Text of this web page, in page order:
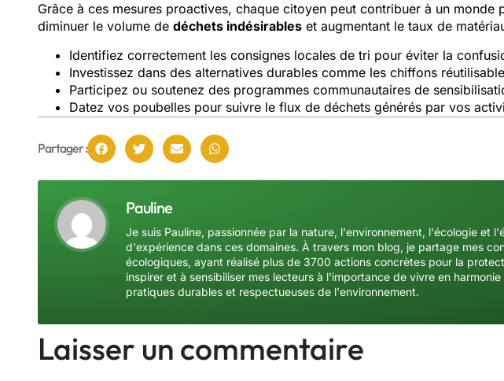
Grâce à ces mesures proactives, chaque citoyen peut contribuer à un monde
diminuer le volume de déchets indésirables et augmentant le taux de
Identifiez correctement les consignes locales de tri pour éviter la
Investissez dans des alternatives durables comme les chiffons
Participez ou soutenez des programmes communautaires de
Datez vos poubelles pour suivre le flux de déchets générés par vos
Partager :
Pauline
Je suis Pauline, passionnée par la nature, l'environnement, l'écologie et
d'expérience dans ces domaines. À travers mon blog, je partage mes
écologiques, ayant réalisé plus de 3700 actions concrètes pour la
inspirer et à sensibiliser mes lecteurs à l'importance de vivre en
pratiques durables et respectueuses de l'environnement.
Laisser un commentaire